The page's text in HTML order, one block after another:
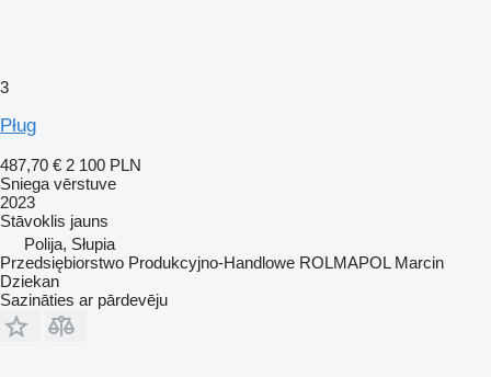
3
Pług
487,70 € 2 100 PLN
Sniega vērstuve
2023
Stāvoklis jauns
Polija, Słupia
Przedsiębiorstwo Produkcyjno-Handlowe ROLMAPOL Marcin
Dziekan
Sazināties ar pārdevēju